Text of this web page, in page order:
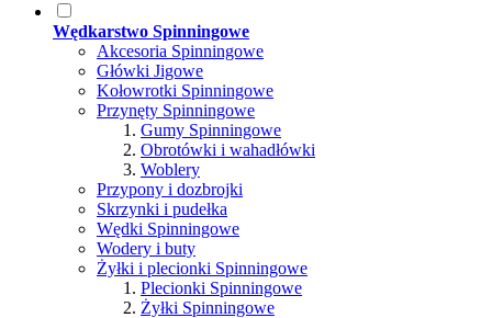
Wędkarstwo Spinningowe
Akcesoria Spinningowe
Główki Jigowe
Kołowrotki Spinningowe
Przynęty Spinningowe
Gumy Spinningowe
Obrotówki i wahadłówki
Woblery
Przypony i dozbrojki
Skrzynki i pudełka
Wędki Spinningowe
Wodery i buty
Żyłki i plecionki Spinningowe
Plecionki Spinningowe
Żyłki Spinningowe